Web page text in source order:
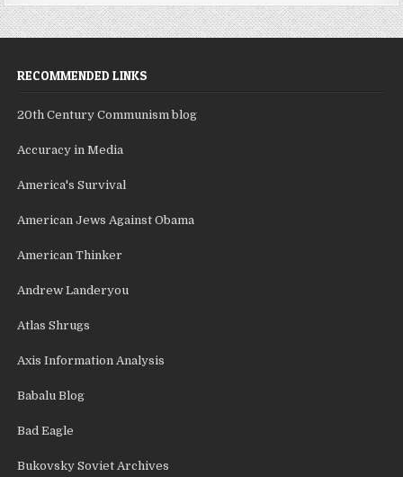
RECOMMENDED LINKS
20th Century Communism blog
Accuracy in Media
America's Survival
American Jews Against Obama
American Thinker
Andrew Landeryou
Atlas Shrugs
Axis Information Analysis
Babalu Blog
Bad Eagle
Bukovsky Soviet Archives